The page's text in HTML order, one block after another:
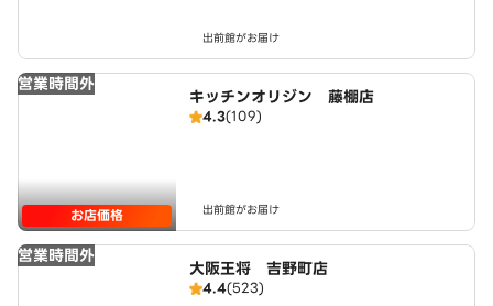
出前館がお届け
営業時間外
お店価格
キッチンオリジン 藤棚店
4.3(109)
出前館がお届け
営業時間外
大阪王将 吉野町店
4.4(523)